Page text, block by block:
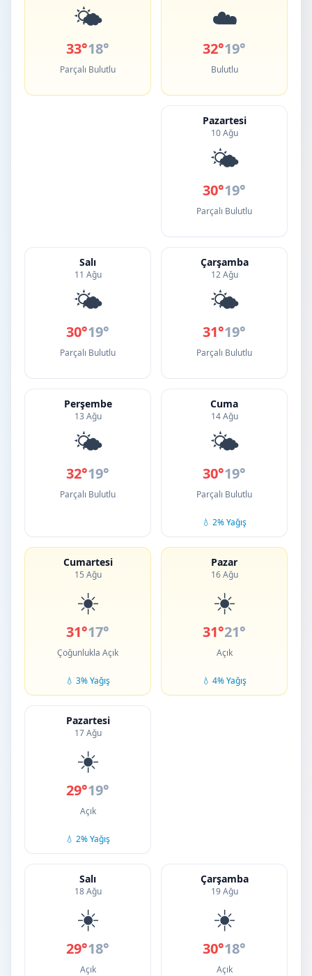
🌤️
33°18°
Parçalı Bulutlu
☁️
32°19°
Bulutlu
Pazartesi
10 Ağu
🌤️
30°19°
Parçalı Bulutlu
Salı
11 Ağu
🌤️
30°19°
Parçalı Bulutlu
Çarşamba
12 Ağu
🌤️
31°19°
Parçalı Bulutlu
Perşembe
13 Ağu
🌤️
32°19°
Parçalı Bulutlu
Cuma
14 Ağu
🌤️
30°19°
Parçalı Bulutlu
💧 2% Yağış
Cumartesi
15 Ağu
☀️
31°17°
Çoğunlukla Açık
💧 3% Yağış
Pazar
16 Ağu
☀️
31°21°
Açık
💧 4% Yağış
Pazartesi
17 Ağu
☀️
29°19°
Açık
💧 2% Yağış
Salı
18 Ağu
☀️
29°18°
Açık
Çarşamba
19 Ağu
☀️
30°18°
Açık